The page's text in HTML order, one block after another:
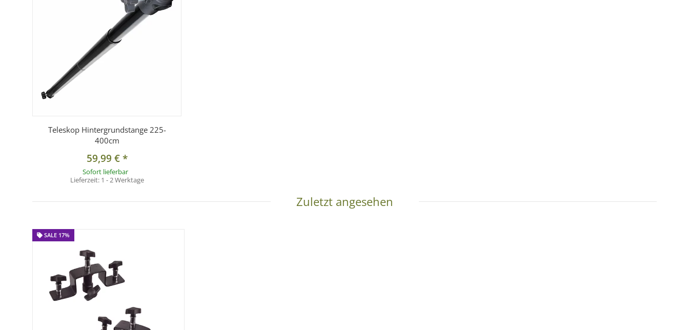
Teleskop Hintergrundstange 225-
400cm
59,99 €*
Sofort lieferbar
Lieferzeit: 1 - 2 Werktage
Zuletzt angesehen
SALE 17%